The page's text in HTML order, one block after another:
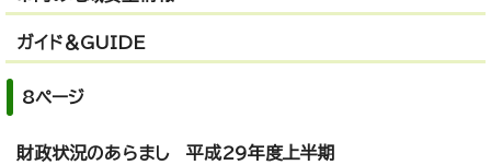
ガイド＆GUIDE
8ページ
財政状況のあらまし 平成29年度上半期